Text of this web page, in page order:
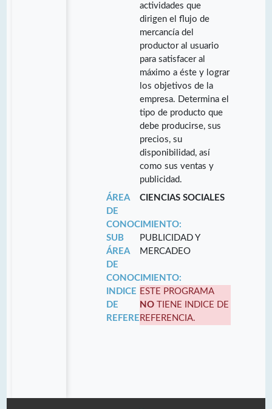
actividades que
dirigen el flujo de
mercancía del
productor al usuario
para satisfacer al
máximo a éste y lograr
los objetivos de la
empresa. Determina el
tipo de producto que
debe producirse, sus
precios, su
disponibilidad, así
como sus ventas y
publicidad.
ÁREA
DE
CONOCIMIENTO:
CIENCIAS SOCIALES
SUB
ÁREA
DE
CONOCIMIENTO:
PUBLICIDAD Y
MERCADEO
INDICE
DE
REFERENCIA:
ESTE PROGRAMA
NO TIENE INDICE DE
REFERENCIA.